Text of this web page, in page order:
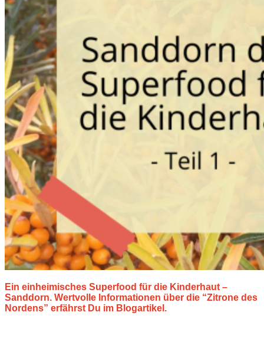
Ein einheimisches Superfood für die Kinderhaut –
Sanddorn. Wertvolle Informationen über die “Zitrone des
Nordens” erfährst Du im Blogartikel.